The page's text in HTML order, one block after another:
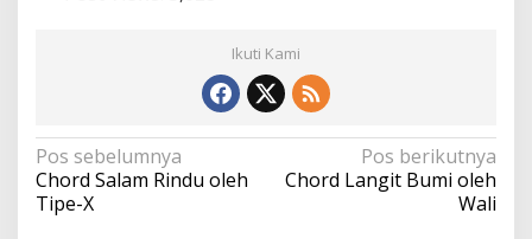
Ikuti Kami
N
a
Pos sebelumnya
Chord Salam Rindu oleh
Tipe-X
Pos berikutnya
Chord Langit Bumi oleh
Wali